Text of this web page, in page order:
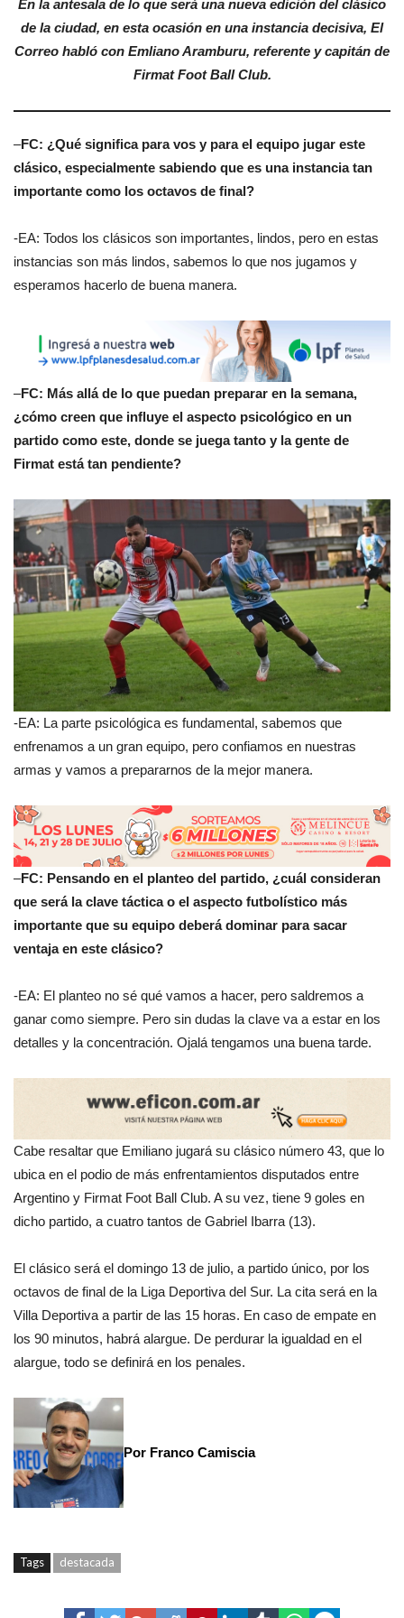
En la antesala de lo que será una nueva edición del clásico
de la ciudad, en esta ocasión en una instancia decisiva, El
Correo habló con Emliano Aramburu, referente y capitán de
Firmat Foot Ball Club.
–FC: ¿Qué significa para vos y para el equipo jugar este
clásico, especialmente sabiendo que es una instancia tan
importante como los octavos de final?
-EA: Todos los clásicos son importantes, lindos, pero en estas
instancias son más lindos, sabemos lo que nos jugamos y
esperamos hacerlo de buena manera.
–FC: Más allá de lo que puedan preparar en la semana,
¿cómo creen que influye el aspecto psicológico en un
partido como este, donde se juega tanto y la gente de
Firmat está tan pendiente?
-EA: La parte psicológica es fundamental, sabemos que
enfrenamos a un gran equipo, pero confiamos en nuestras
armas y vamos a prepararnos de la mejor manera.
–FC: Pensando en el planteo del partido, ¿cuál consideran
que será la clave táctica o el aspecto futbolístico más
importante que su equipo deberá dominar para sacar
ventaja en este clásico?
-EA: El planteo no sé qué vamos a hacer, pero saldremos a
ganar como siempre. Pero sin dudas la clave va a estar en los
detalles y la concentración. Ojalá tengamos una buena tarde.
Cabe resaltar que Emiliano jugará su clásico número 43, que lo
ubica en el podio de más enfrentamientos disputados entre
Argentino y Firmat Foot Ball Club. A su vez, tiene 9 goles en
dicho partido, a cuatro tantos de Gabriel Ibarra (13).
El clásico será el domingo 13 de julio, a partido único, por los
octavos de final de la Liga Deportiva del Sur. La cita será en la
Villa Deportiva a partir de las 15 horas. En caso de empate en
los 90 minutos, habrá alargue. De perdurar la igualdad en el
alargue, todo se definirá en los penales.
Por Franco Camiscia
Tags destacada